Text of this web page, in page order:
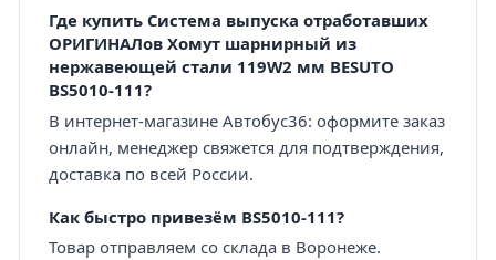
Где купить Система выпуска отработавших
ОРИГИНАЛов Хомут шарнирный из
нержавеющей стали 119W2 мм BESUTO
BS5010-111?
В интернет-магазине Автобус36: оформите заказ
онлайн, менеджер свяжется для подтверждения,
доставка по всей России.
Как быстро привезём BS5010-111?
Товар отправляем со склада в Воронеже.